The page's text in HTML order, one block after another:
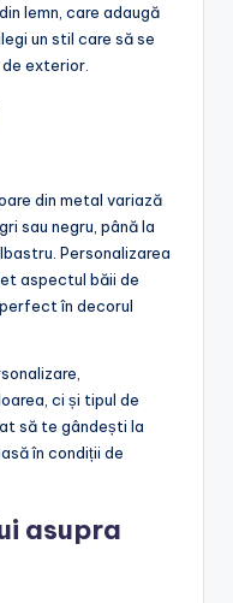
lemn, care adaugă
un stil care să se
exterior.
din metal variază
sau negru, până la
Personalizarea
aspectul băii de
în decorul
ci și tipul de
să te gândești la
în condiții de
asupra